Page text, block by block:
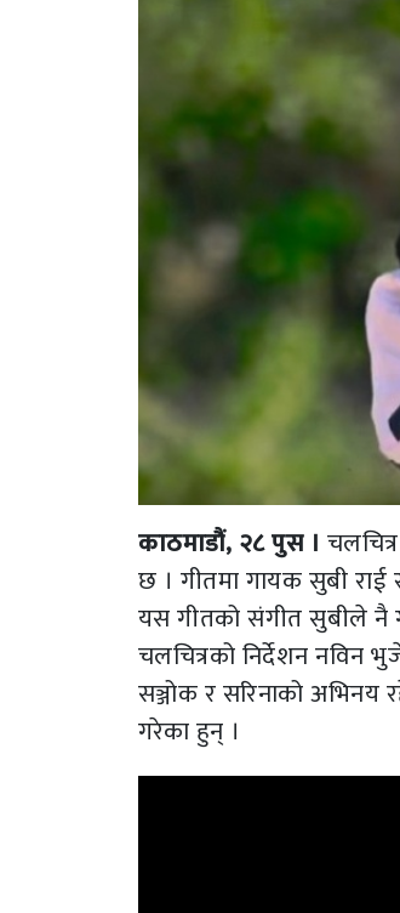
काठमाडौं, २८ पुस ।
छ । गीतमा गायक सुबी राई
यस गीतको संगीत सुबीले नै
चलचित्रको निर्देशन नविन
सञ्जोक र सरिनाको अभिनय
गरेका हुन् ।